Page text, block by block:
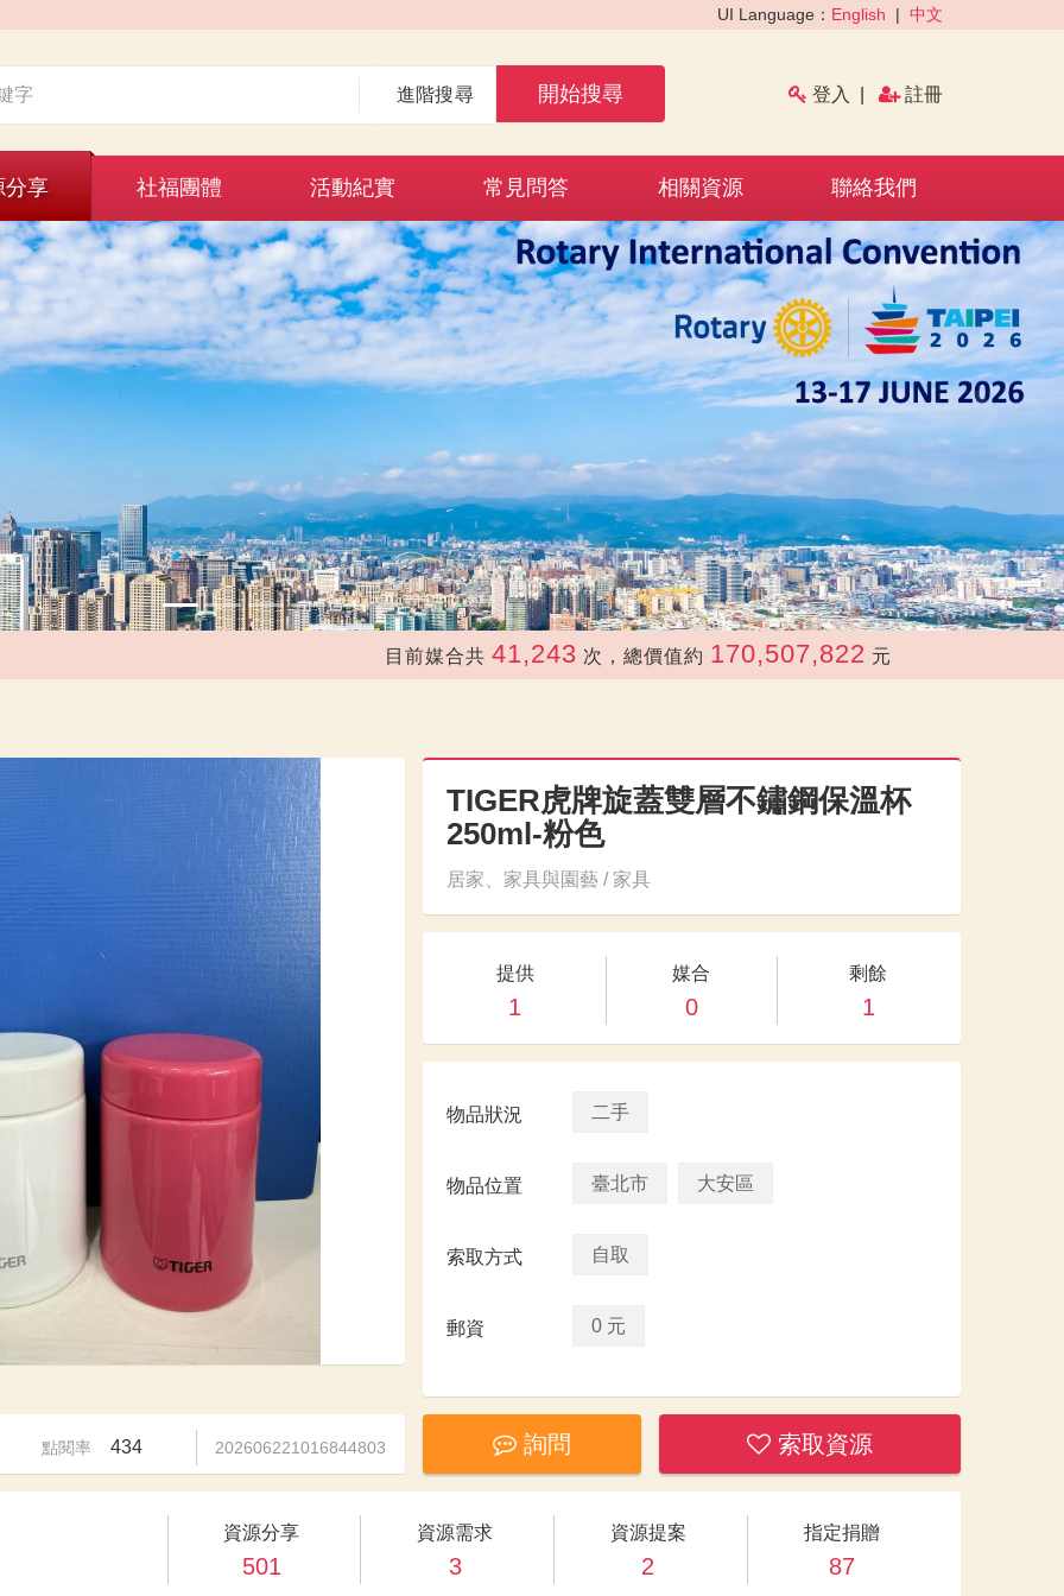
UI Language： English | 中文
進階搜尋 開始搜尋 登入 註冊
分享 社福團體 活動紀實 常見問答 相關資源 聯絡我們
›
目前媒合共 41,243 次，總價值約 170,507,822 元
TIGER虎牌旋蓋雙層不鏽鋼保溫杯
250ml-粉色
居家、家具與園藝 / 家具
提供
1
媒合
0
剩餘
1
物品狀況 二手
物品位置 臺北市 大安區
索取方式 自取
郵資 0 元
點閱率 434 202606221016844803 詢問 索取資源
資源分享
501
資源需求
3
資源提案
2
指定捐贈
87